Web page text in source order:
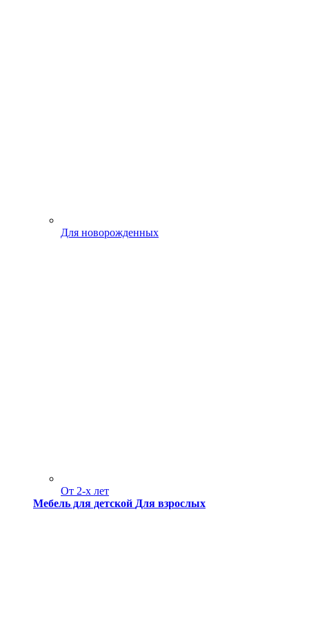
Для новорожденных
От 2-х лет
Мебель для детской Для взрослых